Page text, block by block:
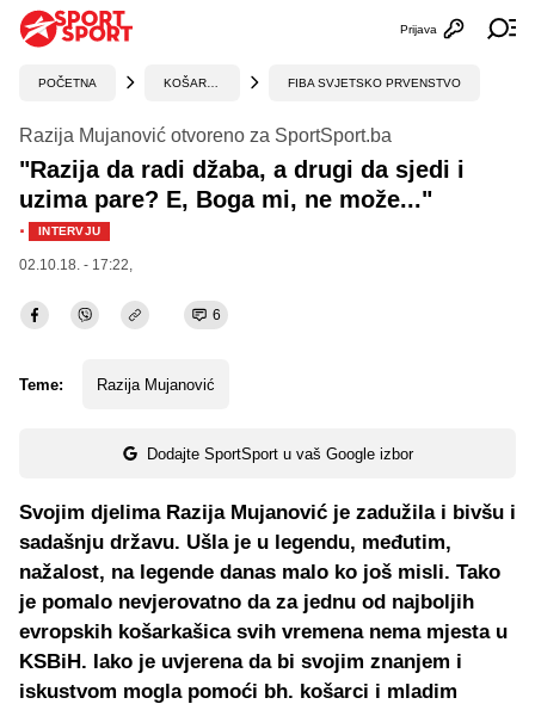
Otvori
Prijava
POČETNA FIBA SVJETSKO PRVENSTVO
Razija Mujanović otvoreno za SportSport.ba
"Razija da radi džaba, a drugi da sjedi i
uzima pare? E, Boga mi, ne može..."
· INTERVJU
02.10.18. - 17:22,
6
Teme: Razija Mujanović
Dodajte SportSport u vaš Google izbor
Svojim djelima Razija Mujanović je zadužila i bivšu i
sadašnju državu. Ušla je u legendu, međutim,
nažalost, na legende danas malo ko još misli. Tako
je pomalo nevjerovatno da za jednu od najboljih
evropskih košarkašica svih vremena nema mjesta u
KSBiH. Iako je uvjerena da bi svojim znanjem i
iskustvom mogla pomoći bh. košarci i mladim